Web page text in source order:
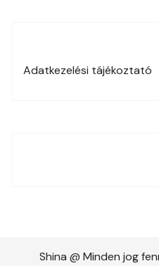
Adatkezelési tájékoztató
Shina @ Minden jog